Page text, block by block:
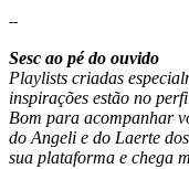
--
Sesc ao pé do ouvido
Playlists criadas
inspirações estão no
Bom para acompanhar
do Angeli e do Laerte
sua plataforma e chega